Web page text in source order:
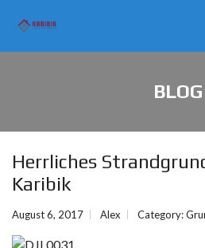
BLOG
Herrliches
Karibik
August 6, 2017 Alex Category: